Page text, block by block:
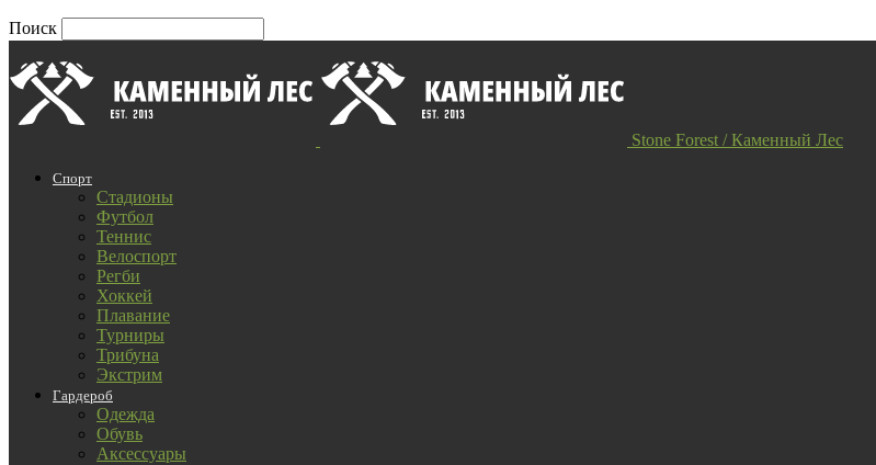
Поиск
Stone Forest / Каменный Лес
Спорт
Стадионы
Футбол
Теннис
Велоспорт
Регби
Хоккей
Плавание
Турниры
Трибуна
Экстрим
Гардероб
Одежда
Обувь
Аксессуары